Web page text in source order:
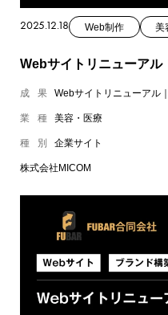
2025.12.18 Web制作 美
Webサイトリニューアル
成果Webサイトリニューアル
業種美容・医療
種別企業サイト
株式会社MICOM